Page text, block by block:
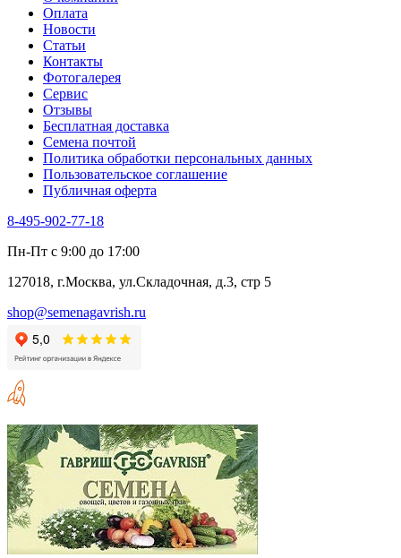
Оплата
Новости
Статьи
Контакты
Фотогалерея​
Сервис
Отзывы
Бесплатная доставка
Семена почтой
Политика обработки персональных данных
Пользовательское соглашение
Публичная оферта
8-495-902-77-18
Пн-Пт с 9:00 до 17:00
127018, г.Москва, ул.Складочная, д.3, стр 5
shop@semenagavrish.ru